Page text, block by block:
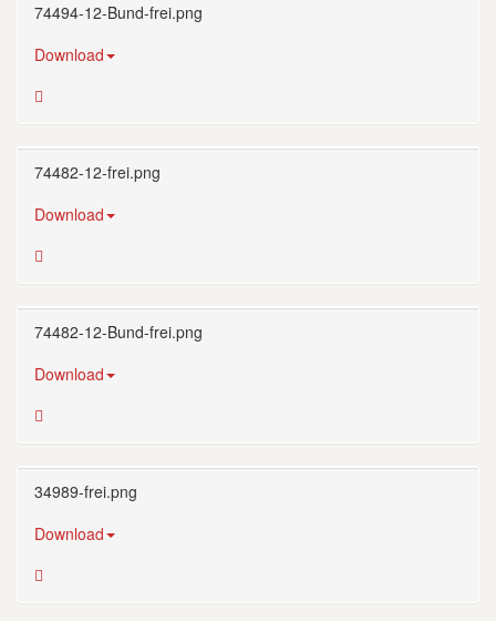
74494-12-Bund-frei.png
Download
74482-12-frei.png
Download
74482-12-Bund-frei.png
Download
34989-frei.png
Download